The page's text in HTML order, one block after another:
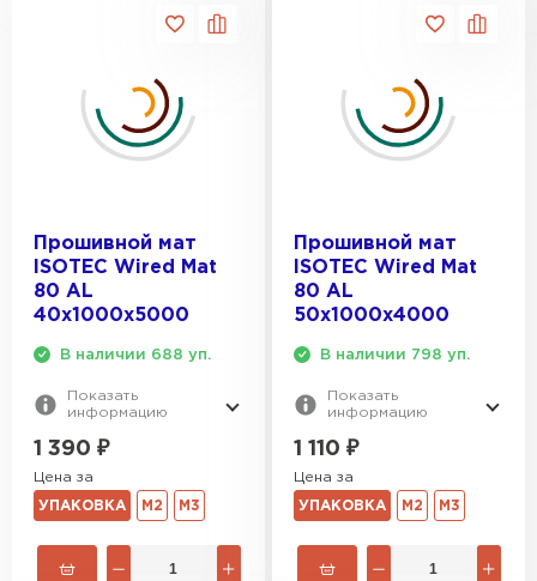
Прошивной мат
ISOTEC Wired Mat
80 AL
40х1000х5000
В наличии 688 уп.
Показать
информацию
1 390 ₽
Цена за
УПАКОВКА М2 М3
Прошивной мат
ISOTEC Wired Mat
80 AL
50х1000х4000
В наличии 798 уп.
Показать
информацию
1 110 ₽
Цена за
УПАКОВКА М2 М3
ПЕРЕЙТИ
Утеплитель Изовол
ПЕРЕЙТИ
Утеплитель Тизол
Утеплитель Термит
Утеплитель Isotec
Утеплитель Ruspanel
Утеплитель Брит
Утеплитель Basfiber